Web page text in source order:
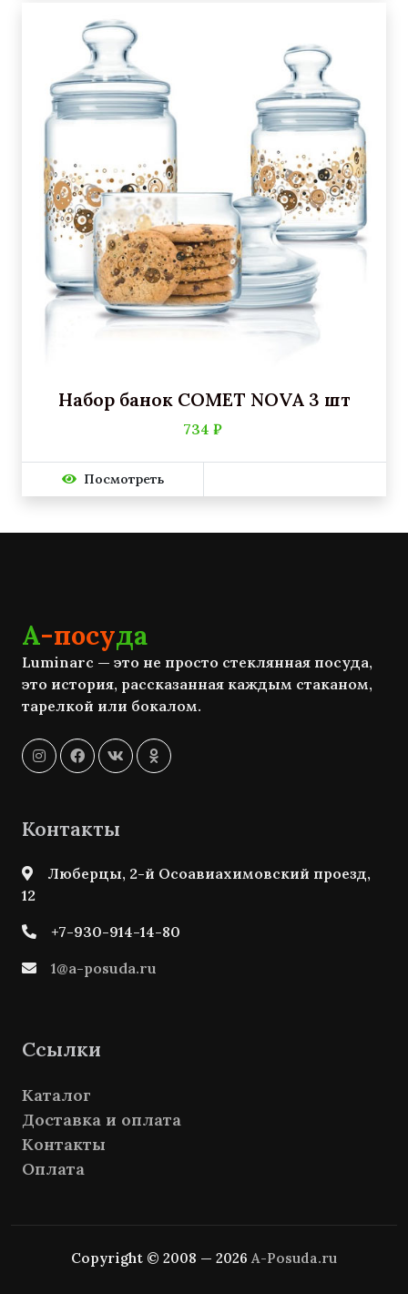
Набор банок COMET NOVA 3 шт
734 ₽
Посмотреть
А-посуда
Luminarc — это не просто стеклянная посуда,
это история, рассказанная каждым стаканом,
тарелкой или бокалом.
Контакты
Люберцы, 2-й Осоавиахимовский проезд,
12
+7-930-914-14-80
1@a-posuda.ru
Ссылки
Каталог
Доставка и оплата
Контакты
Оплата
Copyright © 2008 — 2026 A-Posuda.ru